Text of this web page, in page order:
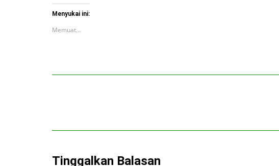
Menyukai ini:
Memuat...
Tinggalkan Balasan